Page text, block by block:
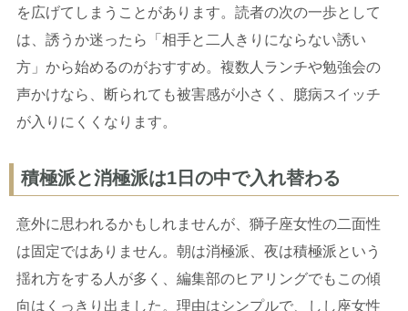
を広げてしまうことがあります。読者の次の一歩として
は、誘うか迷ったら「相手と二人きりにならない誘い
方」から始めるのがおすすめ。複数人ランチや勉強会の
声かけなら、断られても被害感が小さく、臆病スイッチ
が入りにくくなります。
積極派と消極派は1日の中で入れ替わる
意外に思われるかもしれませんが、獅子座女性の二面性
は固定ではありません。朝は消極派、夜は積極派という
揺れ方をする人が多く、編集部のヒアリングでもこの傾
向はくっきり出ました。理由はシンプルで、しし座女性